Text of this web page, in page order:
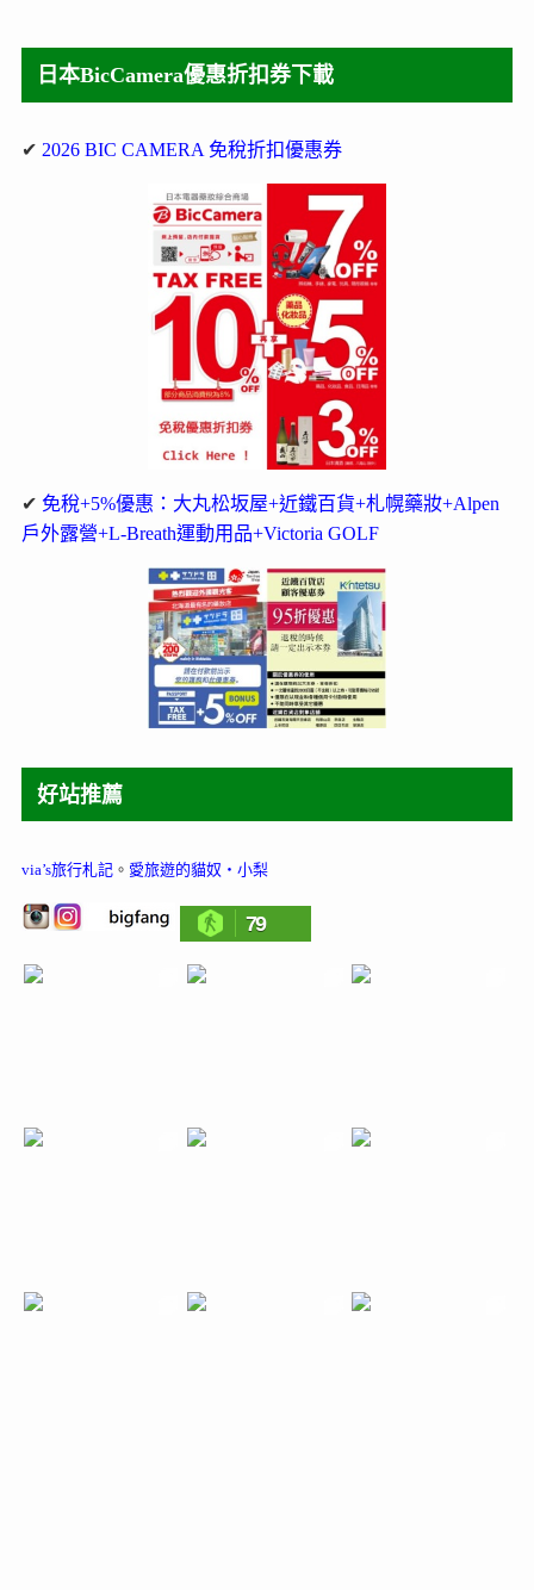
日本BicCamera優惠折扣券下載
✔ 2026 BIC CAMERA 免稅折扣優惠券
✔ 免稅+5%優惠：大丸松坂屋+近鐵百貨+札幌藥妝+Alpen
戶外露營+L-Breath運動用品+Victoria GOLF
好站推薦
via’s旅行札記。 愛旅遊的貓奴‧小梨
79